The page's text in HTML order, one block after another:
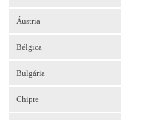
Áustria
Bélgica
Bulgária
Chipre